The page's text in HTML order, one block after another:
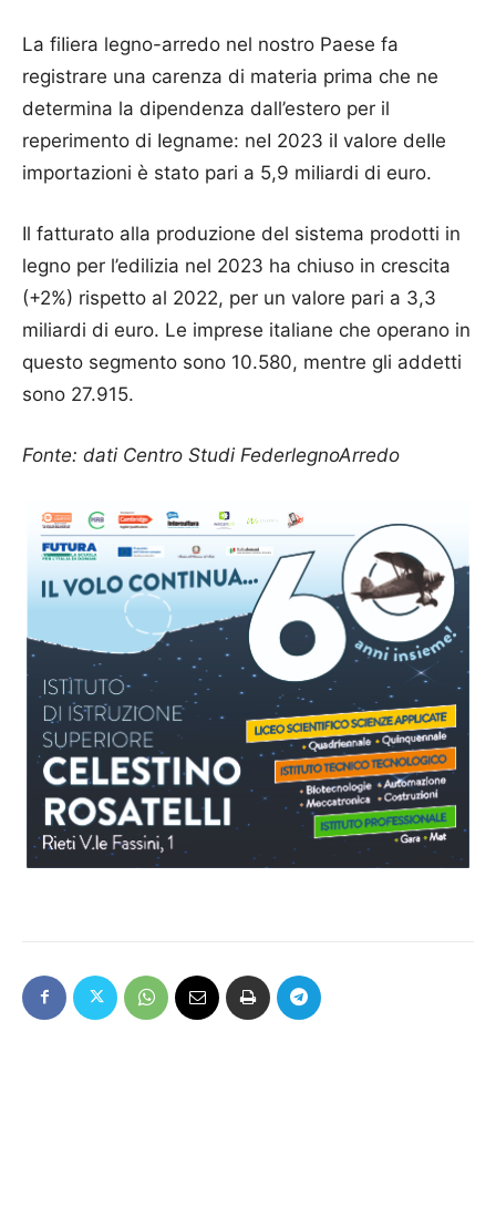
La fiIiera legno-arredo nel nostro Paese fa
registrare una carenza di materia prima che ne
determina la dipendenza dall’estero per il
reperimento di Iegname: neI 2023 iI vaIore deIIe
importazioni è stato pari a 5,9 miIiardi di euro.
Il fatturato alla produzione del sistema prodotti in
legno per l’edilizia nel 2023 ha chiuso in crescita
(+2%) rispetto al 2022, per un valore pari a 3,3
miliardi di euro. Le imprese italiane che operano in
questo segmento sono 10.580, mentre gli addetti
sono 27.915.
Fonte: dati Centro Studi FederlegnoArredo